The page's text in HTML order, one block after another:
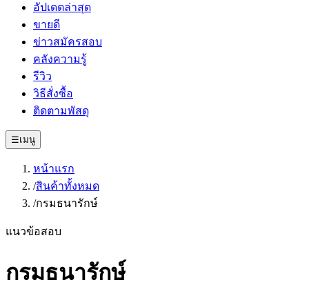
อัปเดตล่าสุด
ขายดี
ข่าวสมัครสอบ
คลังความรู้
รีวิว
วิธีสั่งซื้อ
ติดตามพัสดุ
☰เมนู
หน้าแรก
/สินค้าทั้งหมด
/กรมธนารักษ์
แนวข้อสอบ
กรมธนารักษ์